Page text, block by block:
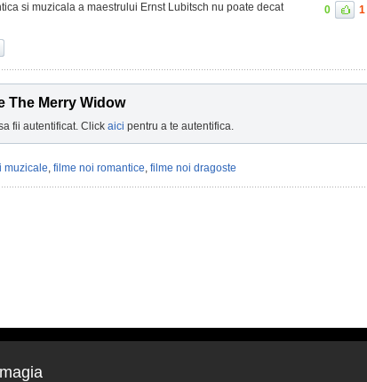
si muzicala a maestrului Ernst Lubitsch nu poate decat
0 1
The Merry Widow
fii autentificat. Click aici pentru a te autentifica.
muzicale, filme noi romantice, filme noi dragoste